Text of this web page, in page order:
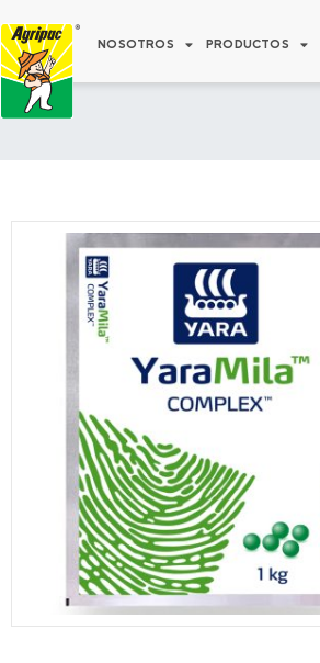
al
contenido
NOSOTROS PRODUCTOS